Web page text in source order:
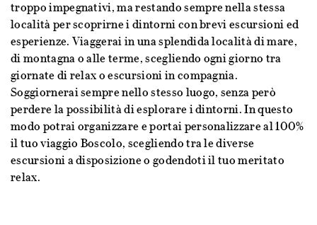
troppo impegnativi, ma restando sempre nella stessa
località per scoprirne i dintorni con brevi escursioni ed
esperienze. Viaggerai in una splendida località di mare,
di montagna o alle terme, scegliendo ogni giorno tra
giornate di relax o escursioni in compagnia.
Soggiornerai sempre nello stesso luogo, senza però
perdere la possibilità di esplorare i dintorni. In questo
modo potrai organizzare e portai personalizzare al 100%
il tuo viaggio Boscolo, scegliendo tra le diverse
escursioni a disposizione o godendoti il tuo meritato
relax.